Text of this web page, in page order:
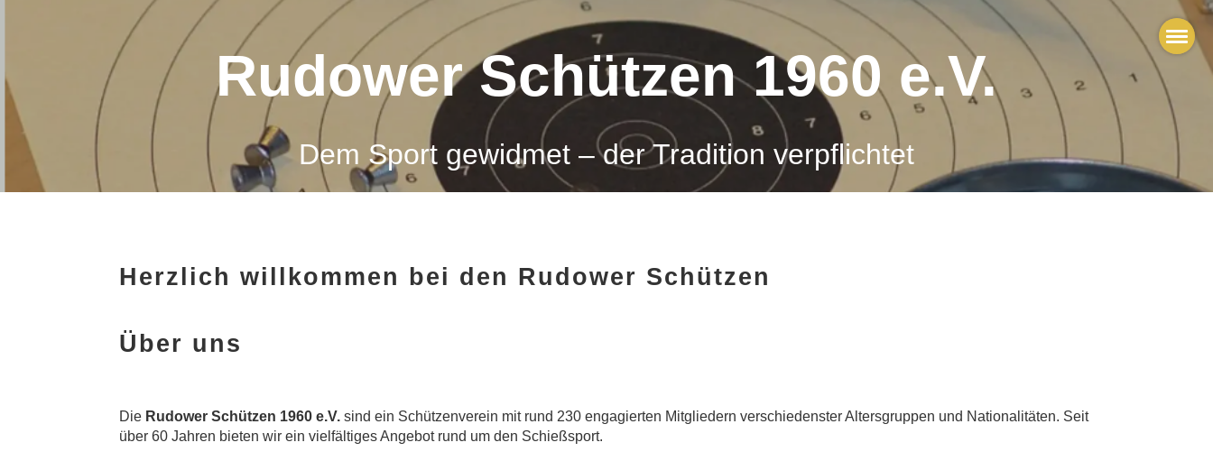
Rudower Schützen 1960 e.V.
Dem Sport gewidmet – der Tradition verpflichtet
Herzlich willkommen bei den Rudower Schützen
Über uns
Die Rudower Schützen 1960 e.V. sind ein Schützenverein mit rund 230 engagierten Mitgliedern verschiedenster Altersgruppen und Nationalitäten. Seit
über 60 Jahren bieten wir ein vielfältiges Angebot rund um den Schießsport.